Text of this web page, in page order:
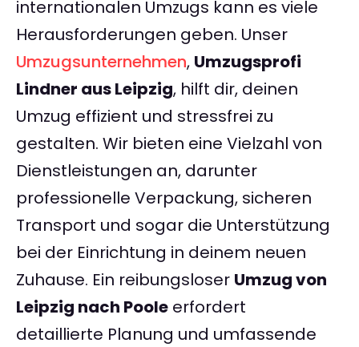
internationalen Umzugs kann es viele
Herausforderungen geben. Unser
Umzugsunternehmen, Umzugsprofi
Lindner aus Leipzig, hilft dir, deinen
Umzug effizient und stressfrei zu
gestalten. Wir bieten eine Vielzahl von
Dienstleistungen an, darunter
professionelle Verpackung, sicheren
Transport und sogar die Unterstützung
bei der Einrichtung in deinem neuen
Zuhause. Ein reibungsloser Umzug von
Leipzig nach Poole erfordert
detaillierte Planung und umfassende